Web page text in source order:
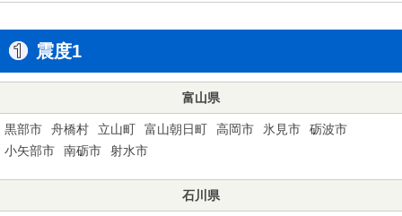
震度1
富山県
黒部市 舟橋村 立山町 富山朝日町 高岡市 氷見市
砺波市
小矢部市
南砺市 射水市
石川県